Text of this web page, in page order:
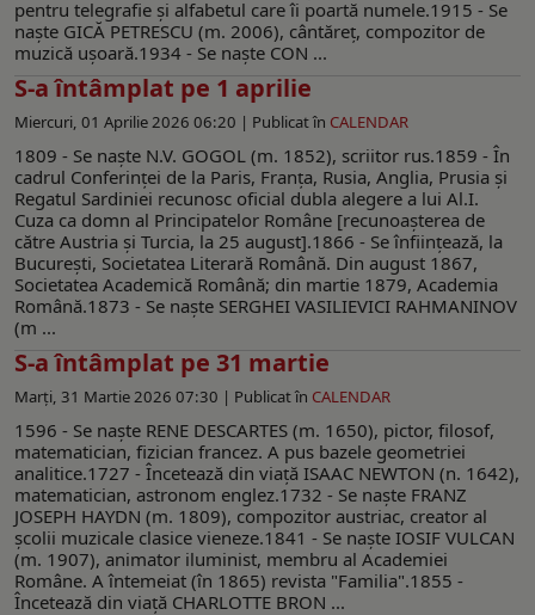
pentru telegrafie şi alfabetul care îi poartă numele.1915 - Se
naşte GICĂ PETRESCU (m. 2006), cântăreţ, compozitor de
muzică uşoară.1934 - Se naşte CON ...
S-a întâmplat pe 1 aprilie
Miercuri, 01 Aprilie 2026 06:20 | Publicat în CALENDAR
1809 - Se naşte N.V. GOGOL (m. 1852), scriitor rus.1859 - În
cadrul Conferinţei de la Paris, Franţa, Rusia, Anglia, Prusia şi
Regatul Sardiniei recunosc oficial dubla alegere a lui Al.I.
Cuza ca domn al Principatelor Române [recunoaşterea de
către Austria şi Turcia, la 25 august].1866 - Se înfiinţează, la
Bucureşti, Societatea Literară Română. Din august 1867,
Societatea Academică Română; din martie 1879, Academia
Română.1873 - Se naşte SERGHEI VASILIEVICI RAHMANINOV
(m ...
S-a întâmplat pe 31 martie
Marți, 31 Martie 2026 07:30 | Publicat în CALENDAR
1596 - Se naşte RENE DESCARTES (m. 1650), pictor, filosof,
matematician, fizician francez. A pus bazele geometriei
analitice.1727 - Încetează din viaţă ISAAC NEWTON (n. 1642),
matematician, astronom englez.1732 - Se naşte FRANZ
JOSEPH HAYDN (m. 1809), compozitor austriac, creator al
şcolii muzicale clasice vieneze.1841 - Se naşte IOSIF VULCAN
(m. 1907), animator iluminist, membru al Academiei
Române. A întemeiat (în 1865) revista "Familia".1855 -
Încetează din viaţă CHARLOTTE BRON ...